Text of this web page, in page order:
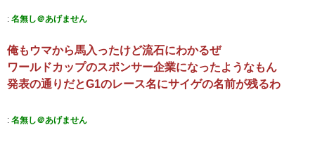
: 名無し＠あげません
俺もウマから馬入ったけど流石にわかるぜ
ワールドカップのスポンサー企業になったようなもん
発表の通りだとG1のレース名にサイゲの名前が残るわ
: 名無し＠あげません